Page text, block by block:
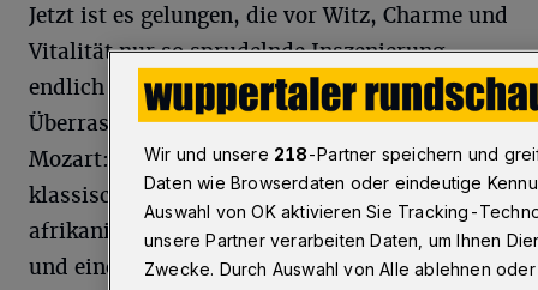
Jetzt ist es gelungen, die vor Witz, Charme und
Vitalität nur so sprudelnde Inszenierung
endlich wieder nach Deutschland zu holen.
Überraschend anders und doch unverkennbar
Mozart: Marimbas und Trommeln statt
klassischer Orchesterinstrumente,
afrikanische Rhythmen, farbenfrohe Kostüme
und eine Spielfreude, die auch Opernmuffel
Wir und unsere 218-Partner speichern und
Daten wie Browserdaten oder eindeutige
Auswahl von OK aktivieren Sie Tracking-
unsere Partner verarbeiten Daten, um Ihnen
Zwecke. Durch Auswahl von Alle ablehnen